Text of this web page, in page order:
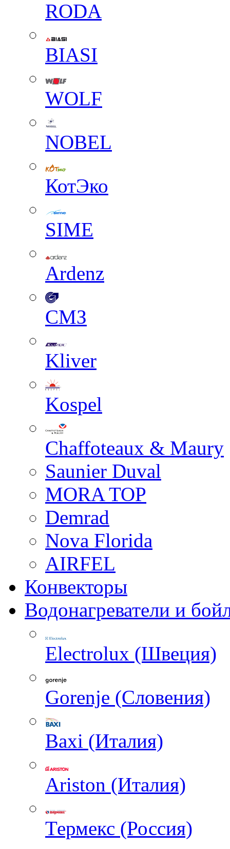
RODA
BIASI
WOLF
NOBEL
КотЭко
SIME
Ardenz
СМЗ
Kliver
Kospel
Chaffoteaux & Maury
Saunier Duval
MORA TOP
Demrad
Nova Florida
AIRFEL
Конвекторы
Водонагреватели и
Electrolux (Швеция)
Gorenje (Словения)
Baxi (Италия)
Ariston (Италия)
Термекс (Россия)